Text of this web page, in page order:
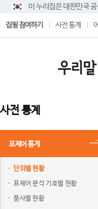
이 누리집은 대한민국
집필 참여하기 사전 통계
사전 통계
표제어 통계
단위별 현황
표제어 분석 기호별 현황
품사별 현황